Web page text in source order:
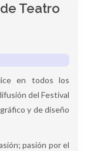
Teatro
en todos los
del Festival
y de diseño
pasión por el